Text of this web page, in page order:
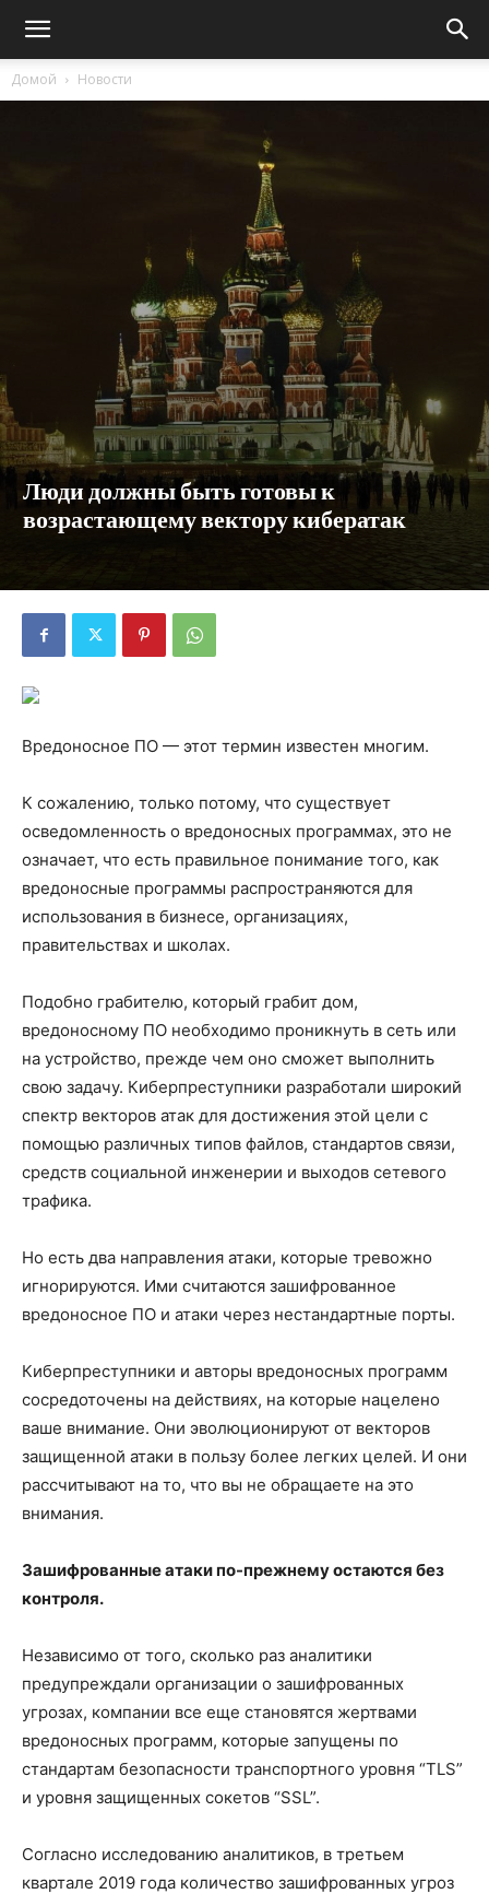
Домой Новости
Люди должны быть готовы к
возрастающему вектору кибератак
Вредоносное ПО — этот термин известен многим.
К сожалению, только потому, что существует
осведомленность о вредоносных программах, это не
означает, что есть правильное понимание того, как
вредоносные программы распространяются для
использования в бизнесе, организациях,
правительствах и школах.
Подобно грабителю, который грабит дом,
вредоносному ПО необходимо проникнуть в сеть или
на устройство, прежде чем оно сможет выполнить
свою задачу. Киберпреступники разработали широкий
спектр векторов атак для достижения этой цели с
помощью различных типов файлов, стандартов связи,
средств социальной инженерии и выходов сетевого
трафика.
Но есть два направления атаки, которые тревожно
игнорируются. Ими считаются зашифрованное
вредоносное ПО и атаки через нестандартные порты.
Киберпреступники и авторы вредоносных программ
сосредоточены на действиях, на которые нацелено
ваше внимание. Они эволюционируют от векторов
защищенной атаки в пользу более легких целей. И они
рассчитывают на то, что вы не обращаете на это
внимания.
Зашифрованные атаки по-прежнему остаются без
контроля.
Независимо от того, сколько раз аналитики
предупреждали организации о зашифрованных
угрозах, компании все еще становятся жертвами
вредоносных программ, которые запущены по
стандартам безопасности транспортного уровня “TLS”
и уровня защищенных сокетов “SSL”.
Согласно исследованию аналитиков, в третьем
квартале 2019 года количество зашифрованных угроз